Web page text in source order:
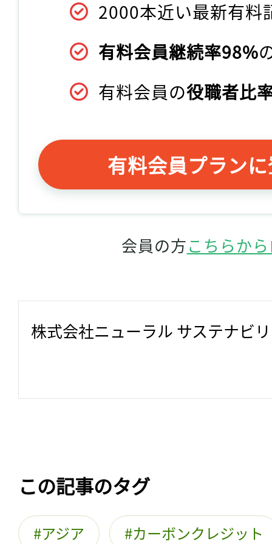
2000本近い最新有料
有料会員継続率98%
有料会員の役職者比
有料会員プラン
会員の方こちらか
株式会社ニューラル サステナビ
この記事のタグ
アジア カーボンクレジット